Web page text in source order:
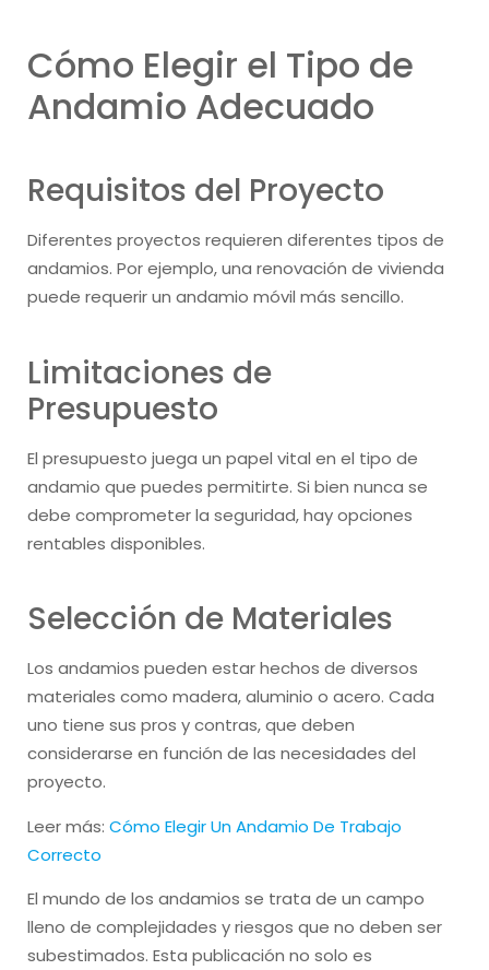
Cómo Elegir el Tipo de
Andamio Adecuado
Requisitos del Proyecto
Diferentes proyectos requieren diferentes tipos de
andamios. Por ejemplo, una renovación de vivienda
puede requerir un andamio móvil más sencillo.
Limitaciones de
Presupuesto
El presupuesto juega un papel vital en el tipo de
andamio que puedes permitirte. Si bien nunca se
debe comprometer la seguridad, hay opciones
rentables disponibles.
Selección de Materiales
Los andamios pueden estar hechos de diversos
materiales como madera, aluminio o acero. Cada
uno tiene sus pros y contras, que deben
considerarse en función de las necesidades del
proyecto.
Leer más: Cómo Elegir Un Andamio De Trabajo
Correcto
El mundo de los andamios se trata de un campo
lleno de complejidades y riesgos que no deben ser
subestimados. Esta publicación no solo es